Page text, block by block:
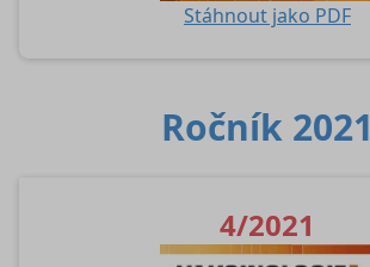
Stáhnout jako PDF
Ročník 2021
4/2021